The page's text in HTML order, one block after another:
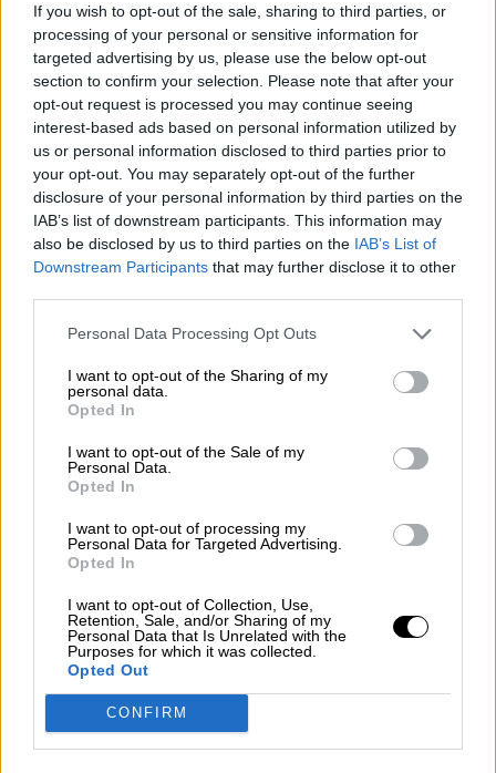
If you wish to opt-out of the sale, sharing to third parties, or
processing of your personal or sensitive information for
targeted advertising by us, please use the below opt-out
section to confirm your selection. Please note that after your
opt-out request is processed you may continue seeing
interest-based ads based on personal information utilized by
us or personal information disclosed to third parties prior to
your opt-out. You may separately opt-out of the further
disclosure of your personal information by third parties on the
IAB’s list of downstream participants. This information may
also be disclosed by us to third parties on the IAB’s List of
Downstream Participants that may further disclose it to other
Personal Data Processing Opt Outs
I want to opt-out of the Sharing of my
personal data.
Opted In
I want to opt-out of the Sale of my
Personal Data.
Opted In
I want to opt-out of processing my
Personal Data for Targeted Advertising.
Opted In
I want to opt-out of Collection, Use,
Retention, Sale, and/or Sharing of my
Personal Data that Is Unrelated with the
Purposes for which it was collected.
Opted Out
CONFIRM
Por María Comesaña
Votantes y votados
Por Juan Manuel Beltrán
El Conflicto de Oriente Medio:
Un Nuevo Orden Autoritario
en Construcción
Por
Álvaro Frutos Rosado y Gabinete
Geopolítica de Crisis
Carlos Miranda
Clara Campoamor: Mi sueño,
Por María Pérez Herrero
NOTICIAS MAS VISTAS
L A I.A. Y SUS CONSECUENCIAS